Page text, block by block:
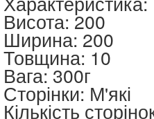
Висота: 200
Ширина: 200
Товщина: 10
Вага: 300г
Сторінки: М'які
Кількість